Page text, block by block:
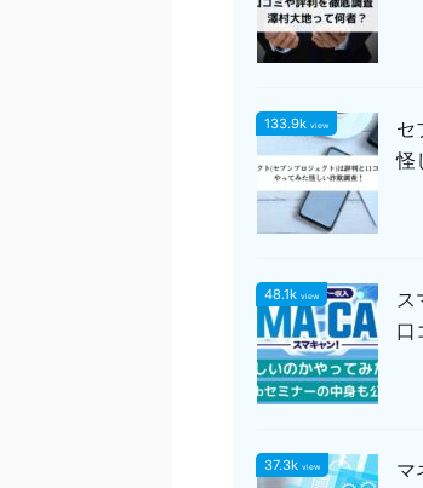
133.9k view
セ
怪
48.1k view
ス
口
37.3k view マ